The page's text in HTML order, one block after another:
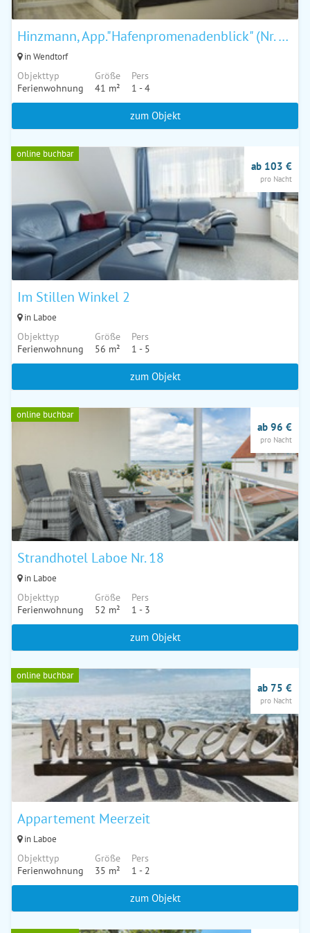
Hinzmann, App."Hafenpromenadenblick" (Nr. 6402)
in Wendtorf
Objekttyp
Ferienwohnung
Größe
41 m²
Pers
1 - 4
zum Objekt
online buchbar
Im Stillen Winkel 2
in Laboe
Objekttyp
Ferienwohnung
Größe
56 m²
Pers
1 - 5
ab 103 €
pro Nacht
zum Objekt
online buchbar
Strandhotel Laboe Nr. 18
in Laboe
Objekttyp
Ferienwohnung
Größe
52 m²
Pers
1 - 3
ab 96 €
pro Nacht
zum Objekt
online buchbar
Appartement Meerzeit
in Laboe
Objekttyp
Ferienwohnung
Größe
35 m²
Pers
1 - 2
ab 75 €
pro Nacht
zum Objekt